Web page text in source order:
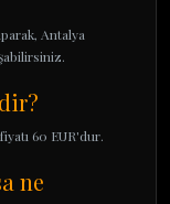
Antalya
60 EUR'dur.
ne